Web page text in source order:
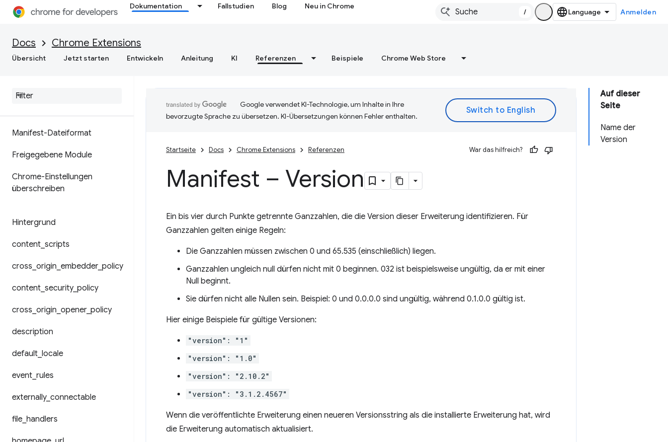
Dokumentation Fallstudien Blog Neu in Chrome
/ Anmelden
Docs Chrome Extensions
Übersicht Jetzt starten Entwickeln Anleitung KI Referenzen Beispiele Chrome Web Store
Manifest-Dateiformat
Freigegebene Module
Chrome-Einstellungen
überschreiben
Hintergrund
content scripts
cross origin embedder_ policy
content security_ policy
cross origin opener_ policy
description
default locale
event rules
externally_ connectable
file handlers
Auf dieser
Seite
Name der
Version
Google verwendet KI-Technologie, um Inhalte in Ihre
bevorzugte Sprache zu übersetzen. KI-Übersetzungen können Fehler enthalten.
Startseite Docs Chrome Extensions Referenzen War das hilfreich?
Manifest – Version
Ein bis vier durch Punkte getrennte Ganzzahlen, die die Version dieser Erweiterung identifizieren. Für
Ganzzahlen gelten einige Regeln:
Die Ganzzahlen müssen zwischen 0 und 65.535 (einschließlich) liegen.
Ganzzahlen ungleich null dürfen nicht mit 0 beginnen. 032 ist beispielsweise ungültig, da er mit einer
Null beginnt.
Sie dürfen nicht alle Nullen sein. Beispiel: 0 und 0.0.0.0 sind ungültig, während 0.1.0.0 gültig ist.
Hier einige Beispiele für gültige Versionen:
"version": "1"
"version": "1.0"
"version": "2.10.2"
"version": "3.1.2.4567"
Wenn die veröffentlichte Erweiterung einen neueren Versionsstring als die installierte Erweiterung hat, wird
die Erweiterung automatisch aktualisiert.